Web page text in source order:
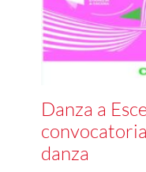
Danza a
danza